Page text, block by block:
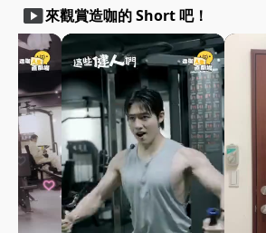
smart_display來觀賞造咖的 Short 吧！
play_arrow